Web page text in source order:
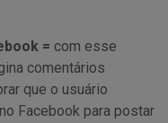
= com esse
comentários
que o usuário
Facebook para postar